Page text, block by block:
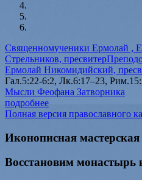
Священномученики Ермолай ,
Стрельников, пресвитер
Ермолай Никомидийский,
Гал.5:22-6:2, Лк.6:17–23,
Мысли Феофана Затворника
подробнее
Полная версия православного
Иконописная
Восстановим монастырь